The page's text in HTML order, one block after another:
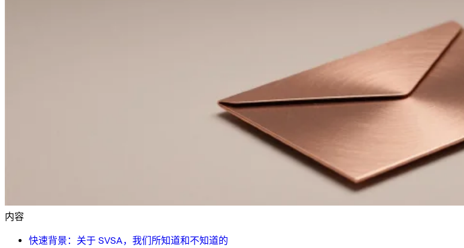
内容
快速背景：关于 SVSA，我们所知道和不知道的